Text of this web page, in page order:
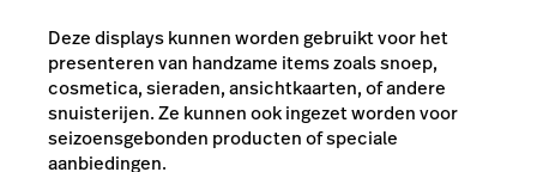
Deze displays kunnen worden gebruikt voor het
presenteren van handzame items zoals snoep,
cosmetica, sieraden, ansichtkaarten, of andere
snuisterijen. Ze kunnen ook ingezet worden voor
seizoensgebonden producten of speciale
aanbiedingen.